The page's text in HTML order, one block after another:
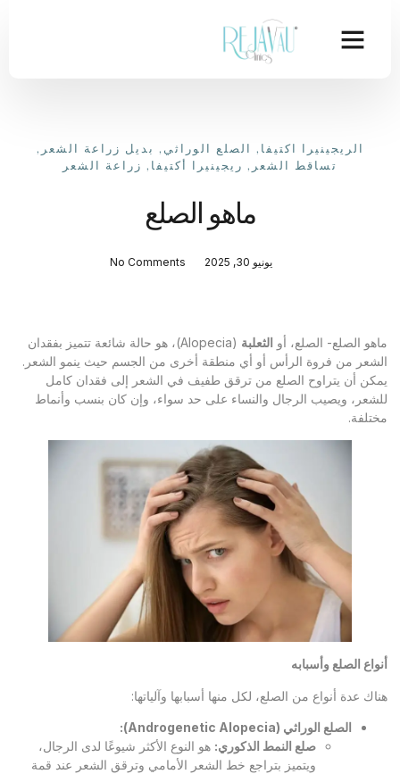
الريجينيرا اكتيفا , الصلع الوراثي , بديل زراعة الشعر ,
تساقط الشعر , ريجينيرا أكتيفا , زراعة الشعر
ماهو الصلع
يونيو 30, 2025 No Comments
ماهو الصلع- الصلع، أو الثعلبة
(Alopecia)، هو حالة شائعة تتميز بفقدان
الشعر من فروة الرأس أو أي منطقة أخرى من الجسم حيث ينمو الشعر.
يمكن أن يتراوح الصلع من ترقق طفيف في الشعر إلى فقدان كامل
للشعر، ويصيب الرجال والنساء على حد سواء، وإن كان بنسب وأنماط
مختلفة.
أنواع الصلع وأسبابه
هناك عدة أنواع من الصلع، لكل منها أسبابها وآلياتها:
الصلع الوراثي (Androgenetic Alopecia):
صلع النمط الذكوري: هو النوع الأكثر شيوعًا لدى الرجال،
ويتميز بتراجع خط الشعر الأمامي وترقق الشعر عند قمة